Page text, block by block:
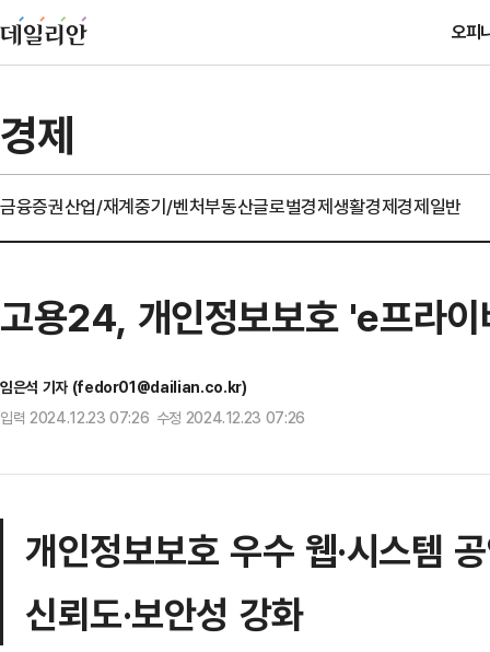
오피
경제
금융증권산업/재계중기/벤처부동산글로벌경제생활경제경제일반
고용24, 개인정보보호 'e프라
임은석 기자 (fedor01@dailian.co.kr)
입력 2024.12.23 07:26 수정 2024.12.23 07:26
개인정보보호 우수 웹·시스템
신뢰도·보안성 강화